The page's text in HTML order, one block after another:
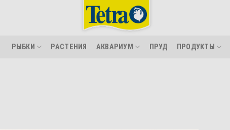
РЫБКИ РАСТЕНИЯ АКВАРИУМ ПРУД ПРОДУКТЫ